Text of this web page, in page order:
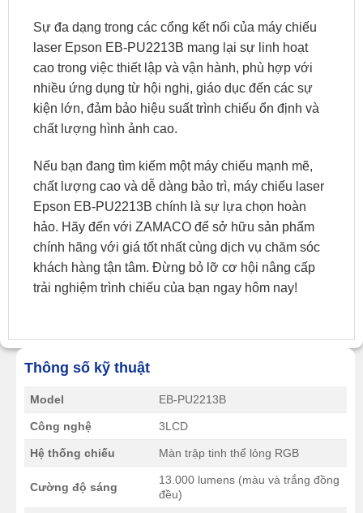
Sự đa dạng trong các cổng kết nối của máy chiếu
laser Epson EB-PU2213B mang lại sự linh hoạt
cao trong việc thiết lập và vận hành, phù hợp với
nhiều ứng dụng từ hội nghị, giáo dục đến các sự
kiện lớn, đảm bảo hiệu suất trình chiếu ổn định và
chất lượng hình ảnh cao.
Nếu bạn đang tìm kiếm một máy chiếu mạnh mẽ,
chất lượng cao và dễ dàng bảo trì, máy chiếu laser
Epson EB-PU2213B chính là sự lựa chọn hoàn
hảo. Hãy đến với ZAMACO để sở hữu sản phẩm
chính hãng với giá tốt nhất cùng dịch vụ chăm sóc
khách hàng tận tâm. Đừng bỏ lỡ cơ hội nâng cấp
trải nghiệm trình chiếu của bạn ngay hôm nay!
Thông số kỹ thuật
Model EB-PU2213B
Công nghệ 3LCD
Hệ thống chiếu Màn trập tinh thể lỏng RGB
Cường độ sáng
13.000 lumens (màu và trắng đồng
đều)